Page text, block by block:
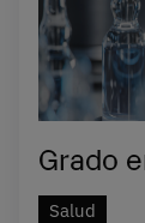
Grado
Salud